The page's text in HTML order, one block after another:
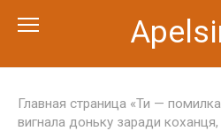
Главная страница «Ти —
вигнала доньку заради